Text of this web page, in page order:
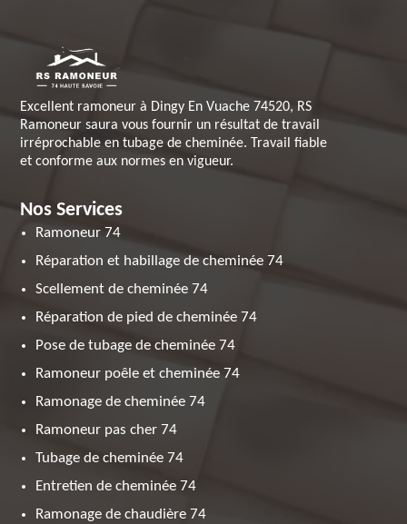
Excellent ramoneur à Dingy En Vuache 74520, RS
Ramoneur saura vous fournir un résultat de travail
irréprochable en tubage de cheminée. Travail fiable
et conforme aux normes en vigueur.
Nos Services
Ramoneur 74
Réparation et habillage de cheminée 74
Scellement de cheminée 74
Réparation de pied de cheminée 74
Pose de tubage de cheminée 74
Ramoneur poêle et cheminée 74
Ramonage de cheminée 74
Ramoneur pas cher 74
Tubage de cheminée 74
Entretien de cheminée 74
Ramonage de chaudière 74